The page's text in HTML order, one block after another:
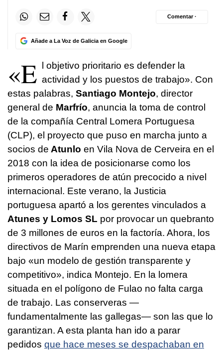
Añade a La Voz de Galicia en Google
Comentar ·
«E l objetivo prioritario es defender la
actividad y los puestos de trabajo». Con
estas palabras, Santiago Montejo, director
general de Marfrío, anuncia la toma de control
de la compañía Central Lomera Portuguesa
(CLP), el proyecto que puso en marcha junto a
socios de Atunlo en Vila Nova de Cerveira en el
2018 con la idea de posicionarse como los
primeros operadores de atún precocido a nivel
internacional. Este verano, la Justicia
portuguesa apartó a los gerentes vinculados a
Atunes y Lomos SL por provocar un quebranto
de 3 millones de euros en la factoría. Ahora, los
directivos de Marín emprenden una nueva etapa
bajo «un modelo de gestión transparente y
competitivo», indica Montejo. En la lomera
situada en el polígono de Fulao no falta carga
de trabajo. Las conserveras —
fundamentalmente las gallegas— son las que lo
garantizan. A esta planta han ido a parar
pedidos que hace meses se despachaban en